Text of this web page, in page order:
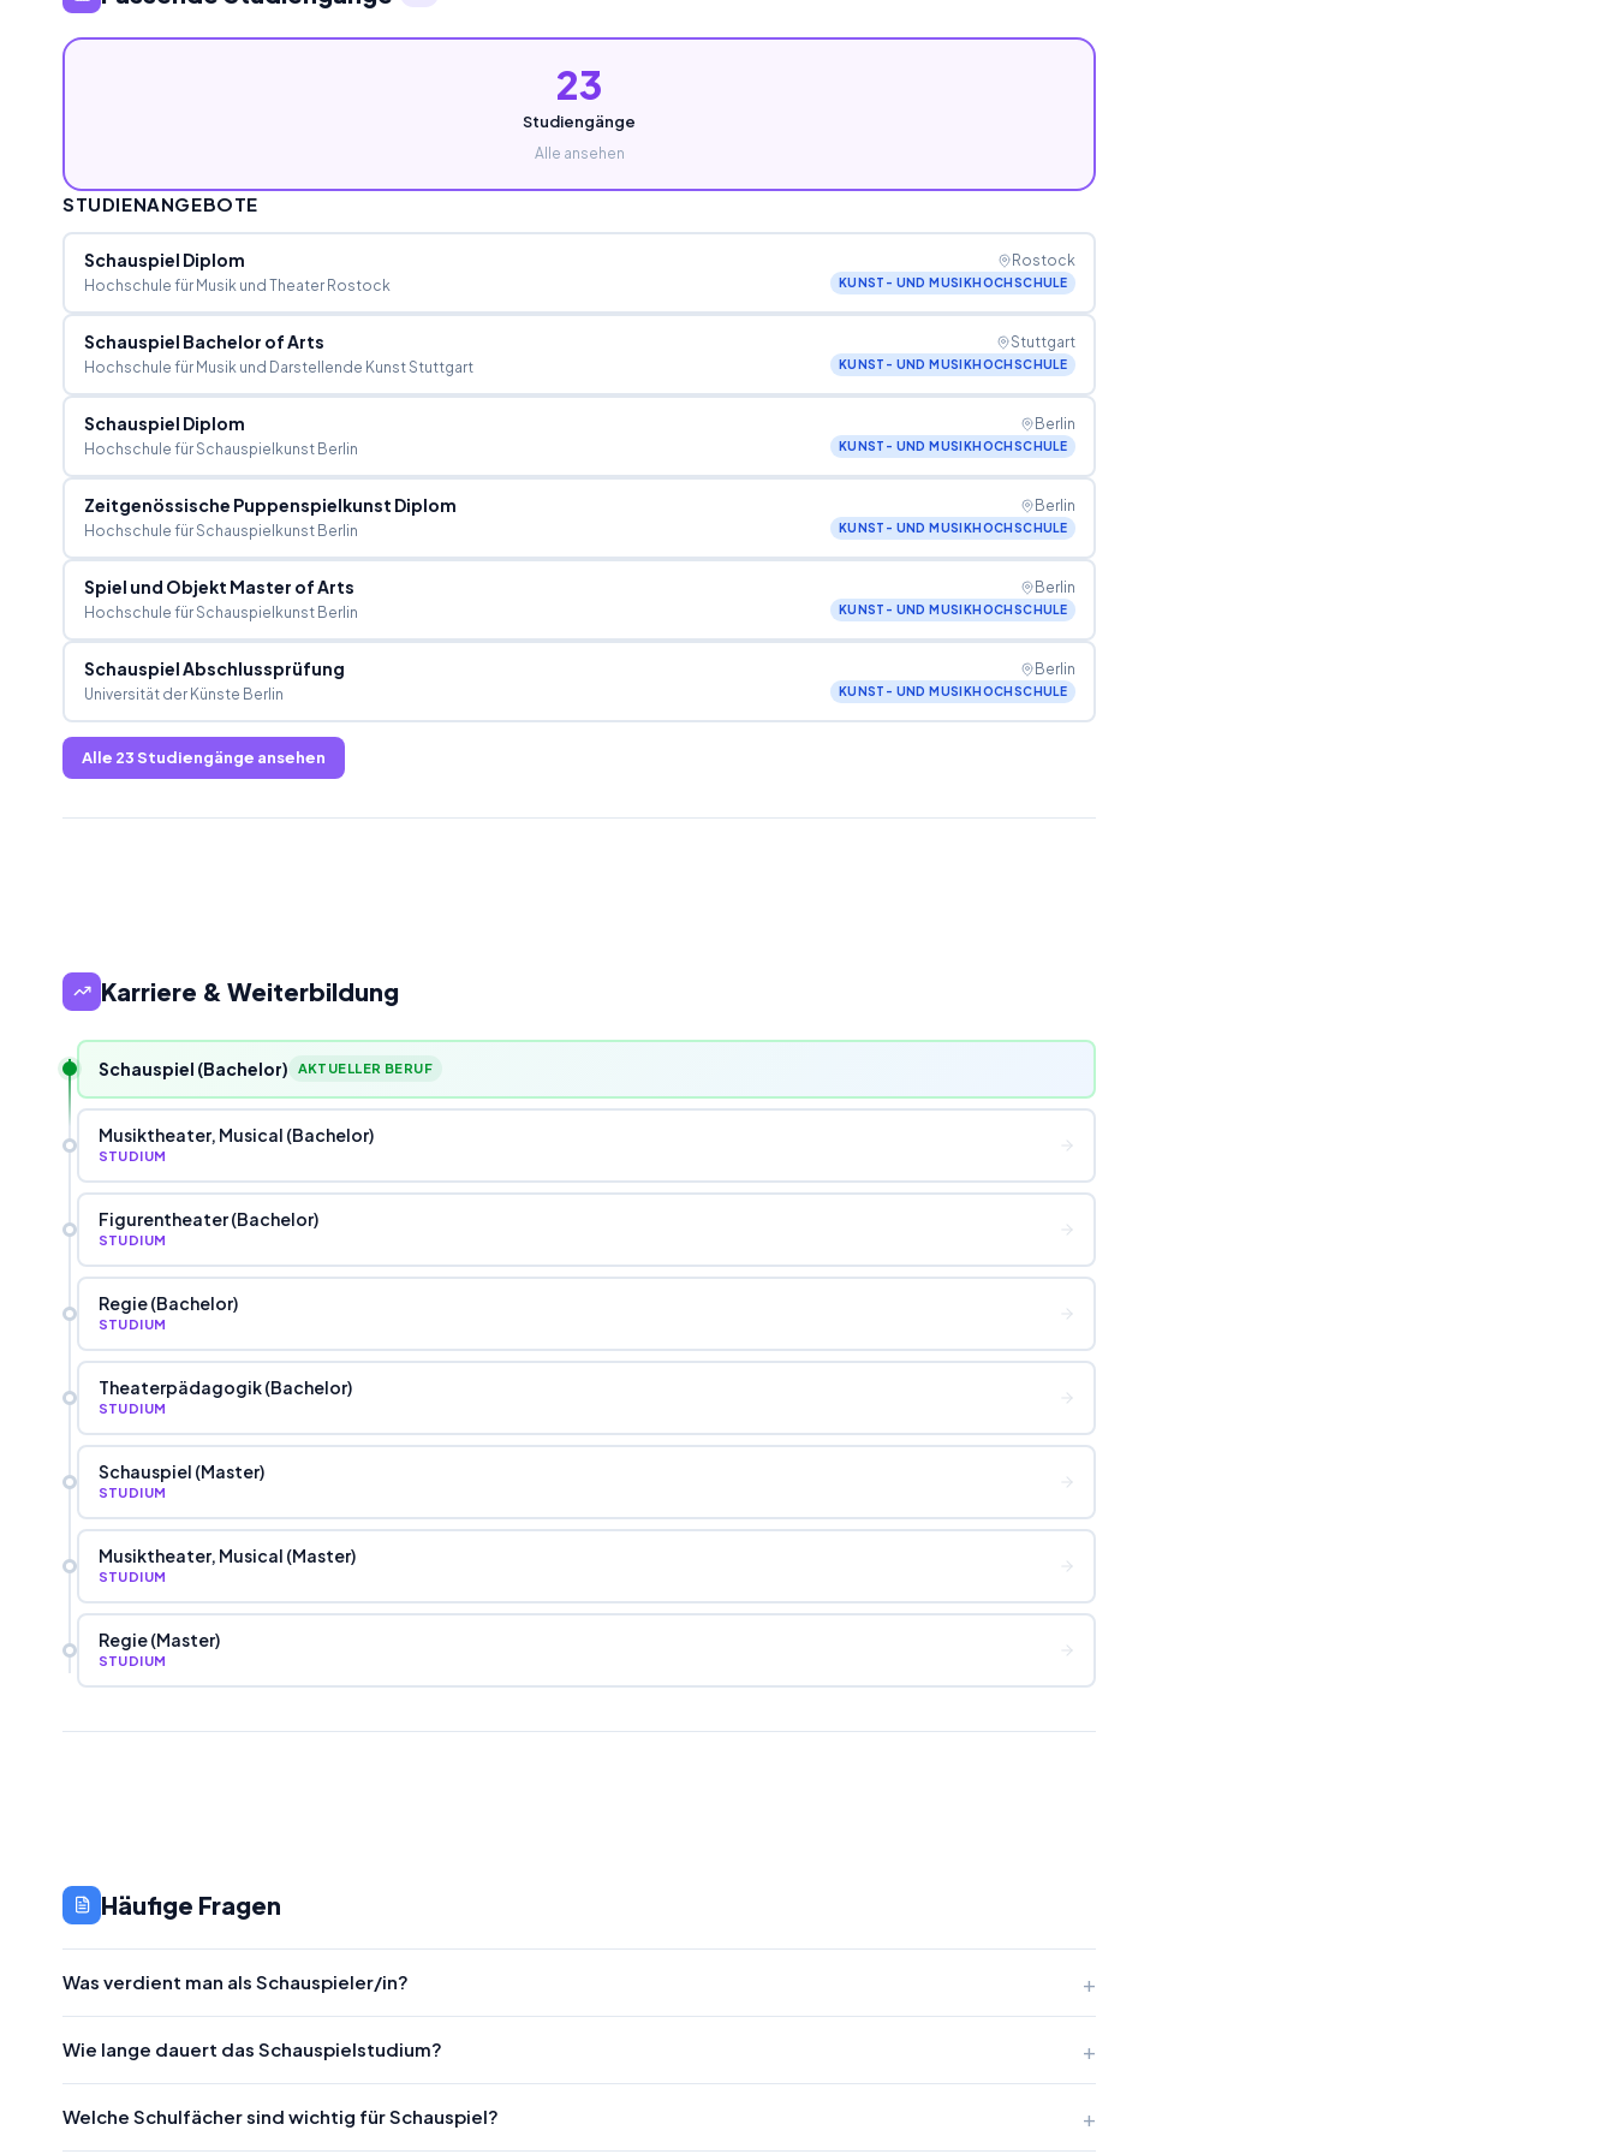
23
Studiengänge
Alle ansehen
STUDIENANGEBOTE
Schauspiel Diplom
Hochschule für Musik und Theater Rostock
Rostock
KUNST- UND MUSIKHOCHSCHULE
Schauspiel Bachelor of Arts
Hochschule für Musik und Darstellende Kunst Stuttgart
Stuttgart
KUNST- UND MUSIKHOCHSCHULE
Schauspiel Diplom
Hochschule für Schauspielkunst Berlin
Berlin
KUNST- UND MUSIKHOCHSCHULE
Zeitgenössische Puppenspielkunst Diplom
Hochschule für Schauspielkunst Berlin
Berlin
KUNST- UND MUSIKHOCHSCHULE
Spiel und Objekt Master of Arts
Hochschule für Schauspielkunst Berlin
Berlin
KUNST- UND MUSIKHOCHSCHULE
Schauspiel Abschlussprüfung
Universität der Künste Berlin
Berlin
KUNST- UND MUSIKHOCHSCHULE
Alle 23Studiengänge ansehen
Karriere & Weiterbildung
Schauspiel (Bachelor) AKTUELLER BERUF
Musiktheater, Musical (Bachelor)
STUDIUM
Figurentheater (Bachelor)
STUDIUM
Regie (Bachelor)
STUDIUM
Theaterpädagogik (Bachelor)
STUDIUM
Schauspiel (Master)
STUDIUM
Musiktheater, Musical (Master)
STUDIUM
Regie (Master)
STUDIUM
Häufige Fragen
Was verdient man als Schauspieler/in?
Wie lange dauert das Schauspielstudium?
Welche Schulfächer sind wichtig für Schauspiel?